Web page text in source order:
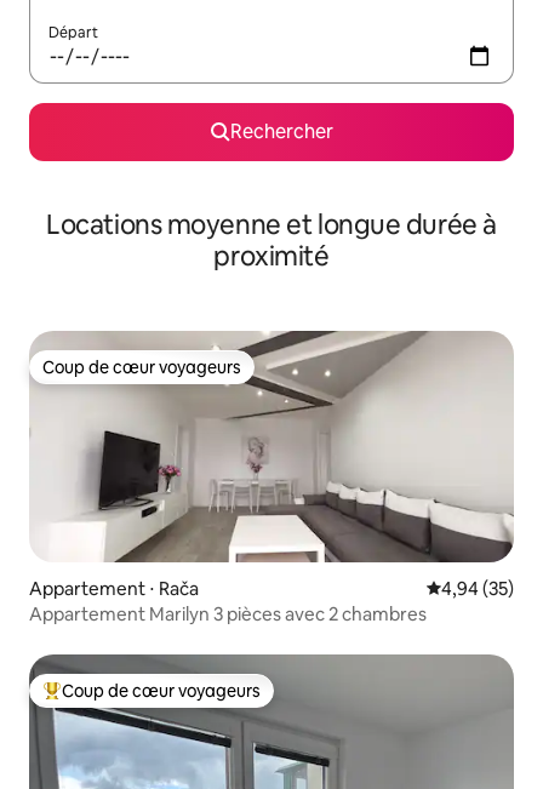
Départ
Rechercher
Locations moyenne et longue durée à
proximité
Coup de cœur voyageurs
Coup de cœur voyageurs
Appartement ⋅ Rača Évaluation
4,94 (35)
Appartement Marilyn 3 pièces avec 2 chambres
Coups de cœur voyageurs les plus appréciés
Coup de cœur voyageurs